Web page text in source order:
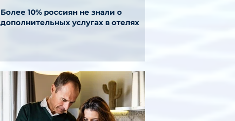
Более 10% россиян не знали о
дополнительных услугах в отелях